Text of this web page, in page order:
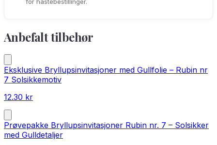
Anbefalt tilbehør
Eksklusive Bryllupsinvitasjoner med Gullfolie – Rubin nr
7 Solsikkemotiv
12.30 kr
Prøvepakke Bryllupsinvitasjoner Rubin nr. 7 – Solsikker
med Gulldetaljer